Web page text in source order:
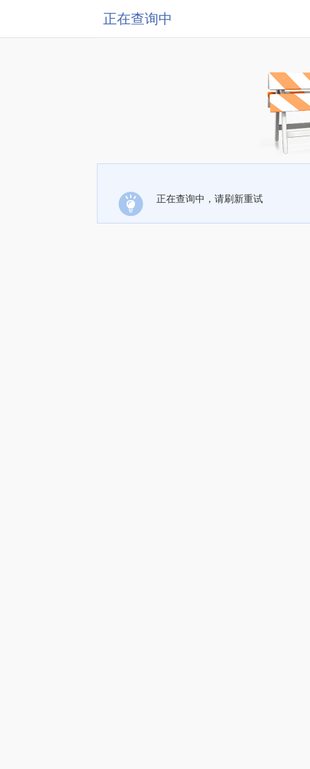
正在查询中
正在查询中，请刷新重试